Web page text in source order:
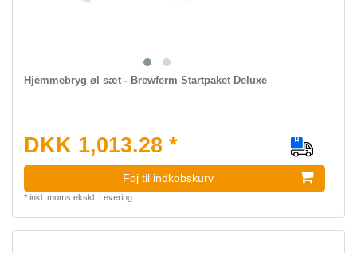
Hjemmebryg øl sæt - Brewferm Startpaket Deluxe
DKK 1,013.28 *
Foj til indkobskurv
* inkl. moms ekskl. Levering